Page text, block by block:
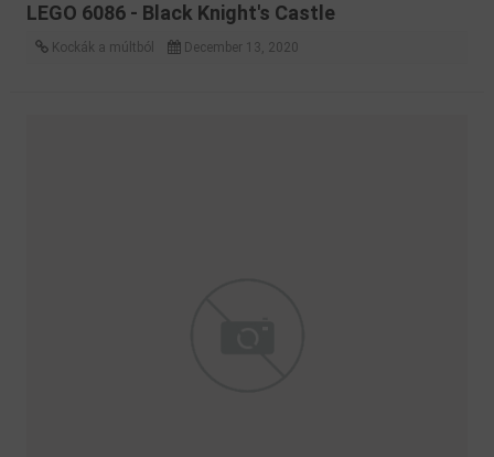
LEGO 6086 - Black Knight's Castle
Kockák a múltból December 13, 2020